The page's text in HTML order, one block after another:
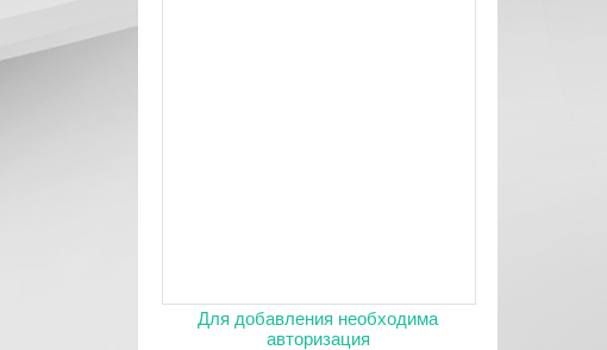
Для добавления необходима
авторизация